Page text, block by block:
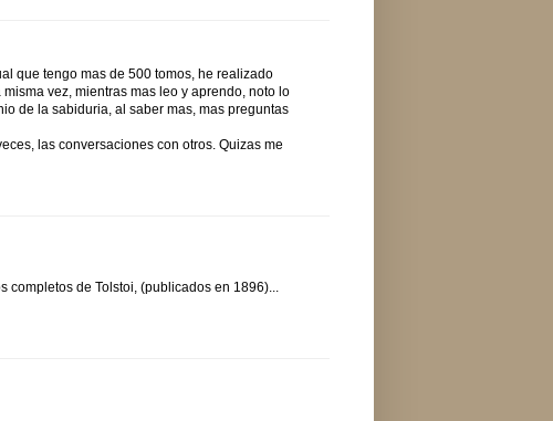
que tengo mas de 500 tomos, he realizado
vez, mientras mas leo y aprendo, noto lo
de la sabiduria, al saber mas, mas preguntas
las conversaciones con otros. Quizas me
completos de Tolstoi, (publicados en 1896)...